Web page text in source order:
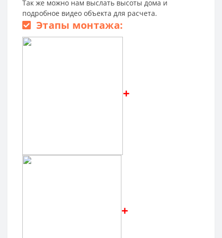
Так же можно нам выслать высоты дома и
подробное видео объекта для расчета.
Этапы монтажа:
+
+